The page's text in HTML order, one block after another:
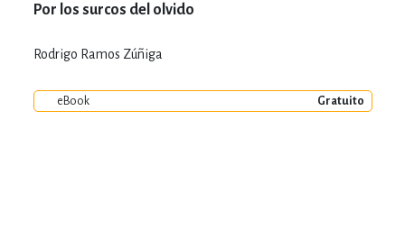
Por los surcos del olvido
Rodrigo Ramos Zúñiga
eBook Gratuito